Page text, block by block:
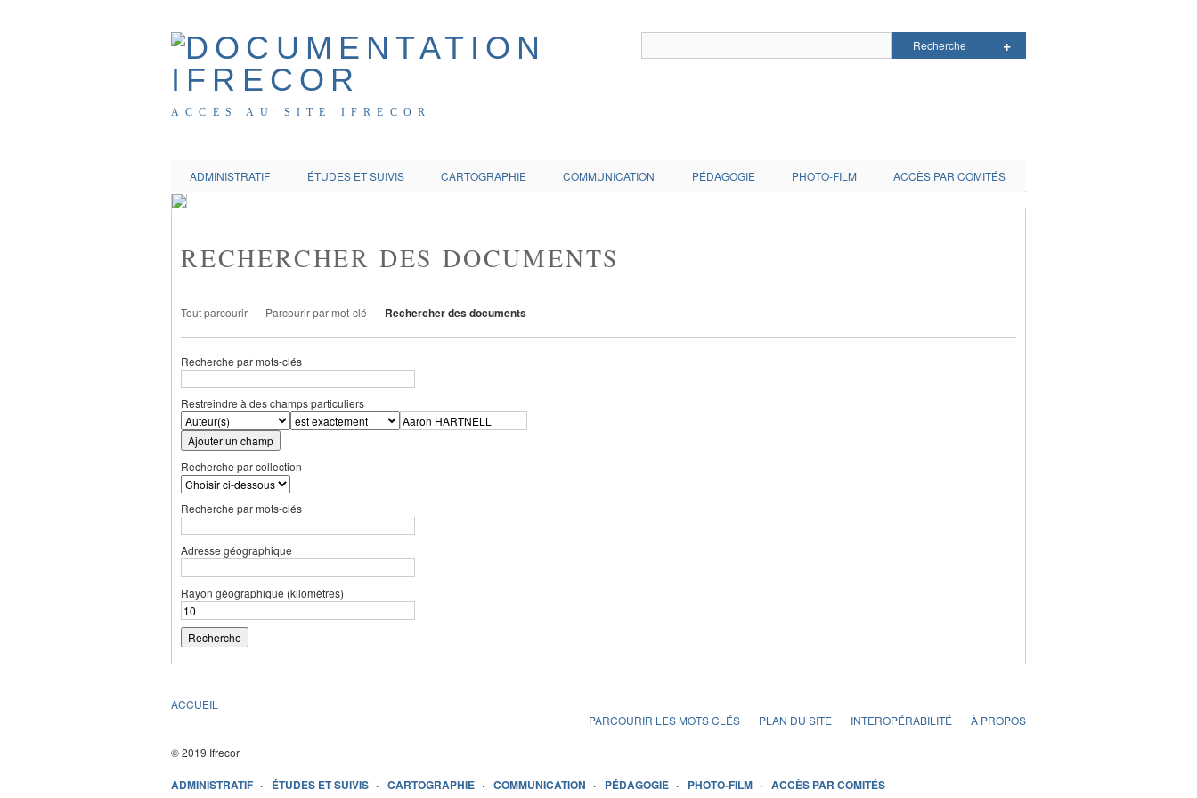
ACCES AU SITE IFRECOR
ADMINISTRATIF ÉTUDES ET SUIVIS CARTOGRAPHIE COMMUNICATION PÉDAGOGIE PHOTO-FILM ACCÈS PAR COMITÉS
RECHERCHER DES DOCUMENTS
Tout parcourir Parcourir par mot-clé Rechercher des documents
Recherche par mots-clés
Restreindre à des champs particuliers
Ajouter un champ
Recherche par collection
Recherche par mots-clés
Adresse géographique
Rayon géographique (kilomètres)
ACCUEIL
PARCOURIR LES MOTS CLÉS
PLAN DU SITE INTEROPÉRABILITÉ À PROPOS
© 2019 Ifrecor
ADMINISTRATIF ÉTUDES ET SUIVIS CARTOGRAPHIE COMMUNICATION PÉDAGOGIE PHOTO-FILM ACCÈS PAR COMITÉS